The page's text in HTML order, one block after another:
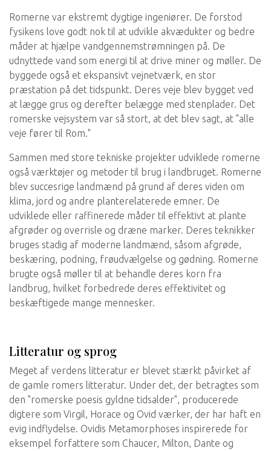
Romerne var ekstremt dygtige ingeniører. De forstod
fysikens love godt nok til at udvikle akvædukter og bedre
måder at hjælpe vandgennemstrømningen på. De
udnyttede vand som energi til at drive miner og møller. De
byggede også et ekspansivt vejnetværk, en stor
præstation på det tidspunkt. Deres veje blev bygget ved
at lægge grus og derefter belægge med stenplader. Det
romerske vejsystem var så stort, at det blev sagt, at "alle
veje fører til Rom."
Sammen med store tekniske projekter udviklede romerne
også værktøjer og metoder til brug i landbruget. Romerne
blev succesrige landmænd på grund af deres viden om
klima, jord og andre planterelaterede emner. De
udviklede eller raffinerede måder til effektivt at plante
afgrøder og overrisle og dræne marker. Deres teknikker
bruges stadig af moderne landmænd, såsom afgrøde,
beskæring, podning, frøudvælgelse og gødning. Romerne
brugte også møller til at behandle deres korn fra
landbrug, hvilket forbedrede deres effektivitet og
beskæftigede mange mennesker.
Litteratur og sprog
Meget af verdens litteratur er blevet stærkt påvirket af
de gamle romers litteratur. Under det, der betragtes som
den "romerske poesis gyldne tidsalder", producerede
digtere som Virgil, Horace og Ovid værker, der har haft en
evig indflydelse. Ovidis Metamorphoses inspirerede for
eksempel forfattere som Chaucer, Milton, Dante og